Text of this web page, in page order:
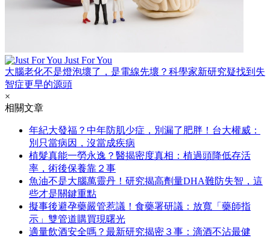
Just For You
大腦老化不是燈泡壞了，是電線先壞？科學家新研究疑找到失
智症更早的源頭
×
相關文章
年紀大發福？中年防肌少症，別漏了肥胖！台大權威：
別只當病因，沒當成疾病
植髮真能一勞永逸？醫揭密度真相：植過頭降低存活
率，術後保養靠２事
魚油不是大腦萬靈丹！研究揭高劑量DHA難防失智，這
些才是關鍵重點
擬事後避孕藥嚴管惹議！食藥署研議：放寬「藥師指
示」雙管道購買現曙光
適量飲酒安全嗎？最新研究揭密３事：滴酒不沾最健